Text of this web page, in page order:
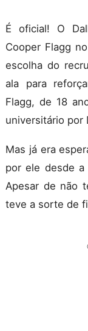
É oficial! O
Cooper Flagg
escolha do
ala para
Flagg, de 18
universitário por
Mas já era
por ele desde a
Apesar de não
teve a sorte de